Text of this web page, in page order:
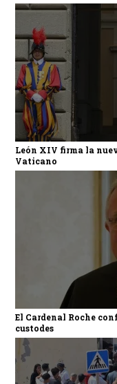
León XIV firma la
Vaticano
El Cardenal Roche
custodes